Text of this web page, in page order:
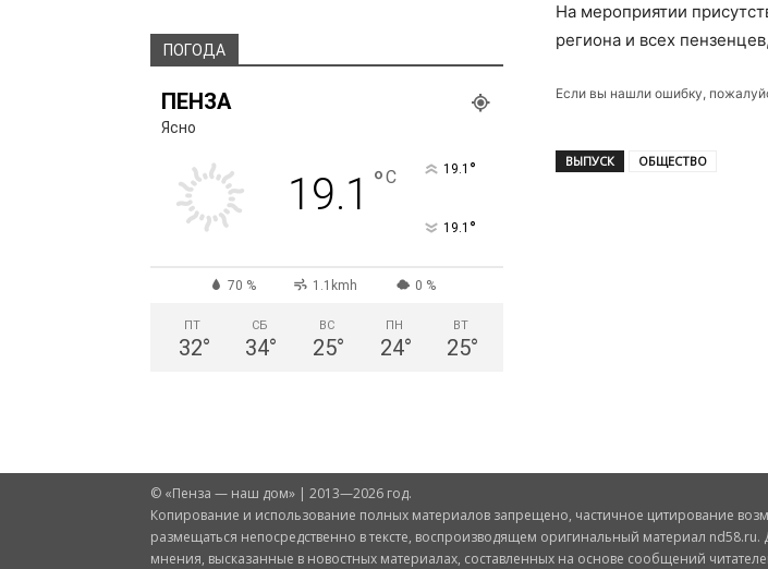
На мероприятии
региона и всех
Если вы нашли ошибку,
ВЫПУСК ОБЩЕСТВО
ПОГОДА
ПЕНЗА
Ясно
19.1 °C 19.1 °
19.1 °
70 % 1.1kmh 0 %
ПТ
32°
СБ
34°
ВС
25°
ПН
24°
ВТ
25°
© «Пенза — наш дом» | 2013—2026 год.
Копирование и использование полных материалов запрещено, частичное цитирование
размещаться непосредственно в тексте, воспроизводящем оригинальный материал
мнения, высказанные в новостных материалах, составленных на основе сообщений